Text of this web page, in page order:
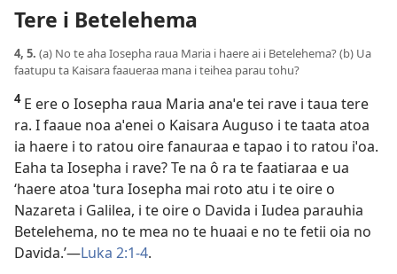
Tere i Betelehema
4, 5. (a) No te aha Iosepha raua Maria i haere ai i Betelehema? (b) Ua
faatupu ta Kaisara faaueraa mana i teihea parau tohu?
4E ere o Iosepha raua Maria anaˈe tei rave i taua tere
ra. I faaue noa aˈenei o Kaisara Auguso i te taata atoa
ia haere i to ratou oire fanauraa e tapao i to ratou iˈoa.
Eaha ta Iosepha i rave? Te na ô ra te faatiaraa e ua
‘haere atoa ˈtura Iosepha mai roto atu i te oire o
Nazareta i Galilea, i te oire o Davida i Iudea parauhia
Betelehema, no te mea no te huaai e no te fetii oia no
Davida.’—Luka 2:1-4.